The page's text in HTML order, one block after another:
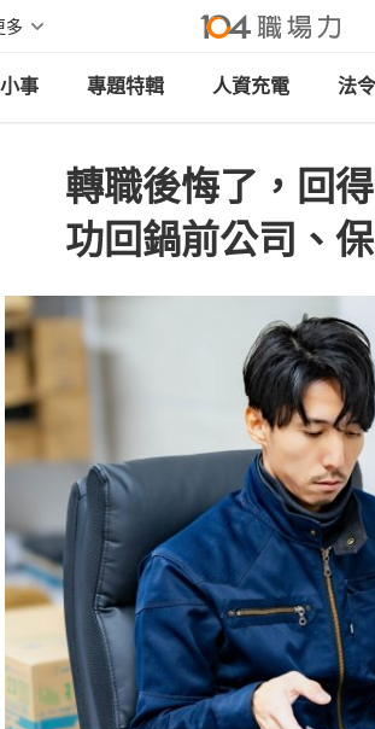
多
事 專題特輯 人資充電 法
轉職後悔了，回
功回鍋前公司、